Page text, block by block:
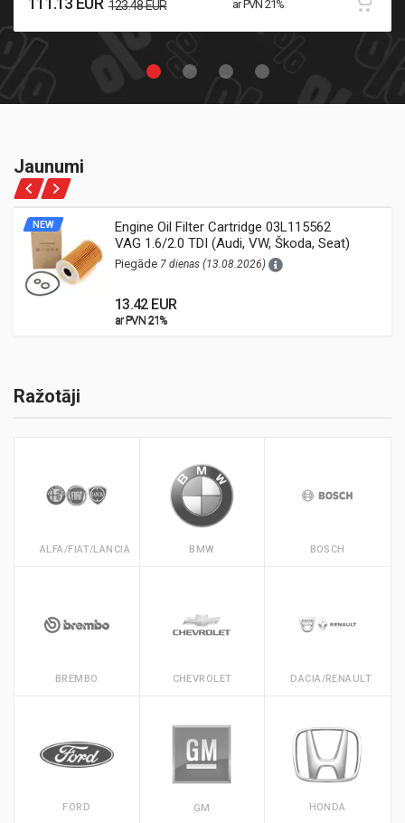
123.48 EUR ar PVN 21%
Jaunumi
NEW
Engine Oil Filter Cartridge 03L115562
VAG 1.6/2.0 TDI (Audi, VW, Škoda, Seat)
Piegāde 7 dienas (13.08.2026)
13.42 EUR
ar PVN 21%
ar PVN 21%
Ražotāji
ALFA/FIAT/LANCIA BMW BOSCH
BREMBO CHEVROLET DACIA/RENAULT
FORD GM HONDA